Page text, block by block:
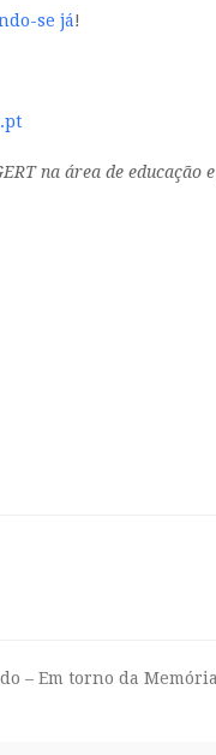
se já!
na área de educação
– Em torno da